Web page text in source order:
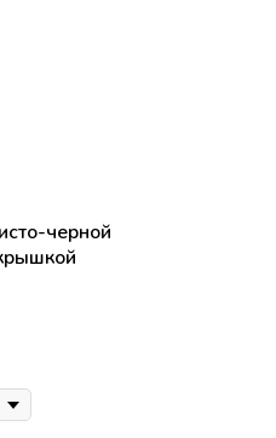
черной